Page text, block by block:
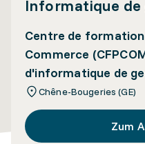
Informatique
Centre de
Commerce
d'informatique de
Chêne-Bougeries (GE)
Zum